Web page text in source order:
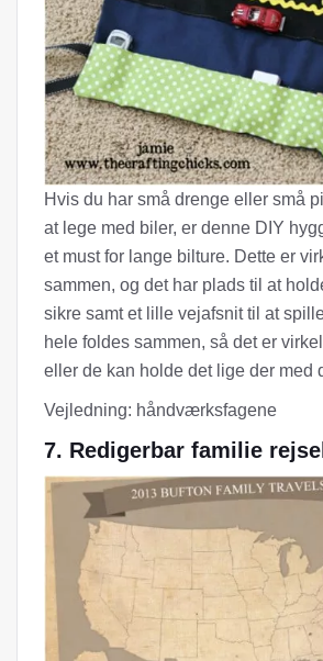
Hvis du har små drenge eller små
at lege med biler, er denne DIY
et must for lange bilture. Dette er
sammen, og det har plads til at
sikre samt et lille vejafsnit til at
hele foldes sammen, så det er
eller de kan holde det lige der med
Vejledning: håndværksfagene
7. Redigerbar familie